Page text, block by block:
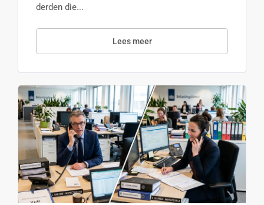
derden die...
Lees meer